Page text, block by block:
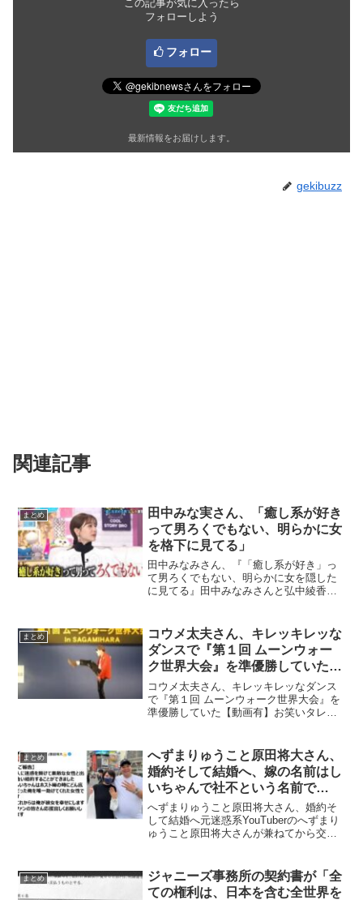
この記事が気に入ったら
フォローしよう
フォロー
最新情報をお届けします。
gekibuzz
関連記事
まとめ
田中みな実さん、「癒し系が好き
って男ろくでもない、明らかに女
を格下に見てる」
田中みなみさん、『「癒し系が好き」っ
て男ろくでもない、明らかに女を隠した
に見てる』田中みなみさんと弘中綾香さ
格下に見てる」という発言が多くの共感
を呼んでいます。ネットの...
まとめ
コウメ太夫さん、キレッキレッな
ダンスで『第１回 ムーンウォー
ク世界大会』を準優勝していた
【動画有】
コウメ太夫さん、キレッキレッなダンス
で『第１回 ムーンウォーク世界大会』を
準優勝していた【動画有】お笑いタレン
のせてキレッキレッなダンスで『第１回
ムーン...
まとめ
へずまりゅうこと原田将大さん、
婚約そして結婚へ、嫁の名前はし
いちゃんで社不という名前で
Twitterで活動
へずまりゅうこと原田将大さん、婚約そ
して結婚へ元迷惑系YouTuberのへずまり
ゅうこと原田将大さんが兼ねてから交際
人を集めて結婚式をする予定とのことで
す。【ご...
まとめ
ジャニーズ事務所の契約書が「全
ての権利は、日本を含む全世界を